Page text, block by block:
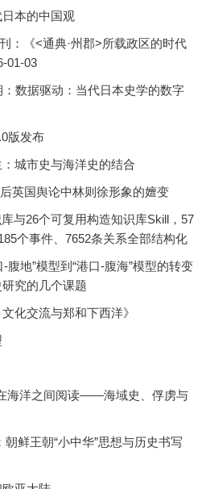
本的中国观
：《<通典·州郡>所载政区的时代
01-03
：数据驱动：当代日本史学的数字
版发布
城市史与海洋史的结合
英国舆论中林则徐形象的嬗变
与26个可复用构造知识库Skill，57
个事件、7652条关系全部结构化
-腹地”模型到“港口-腹海”模型的转变
究的几个课题
化交流与郑和下西洋》
海洋之间阅读——海域史、俘虏与
鲜王朝“小中华”思想与历史书写